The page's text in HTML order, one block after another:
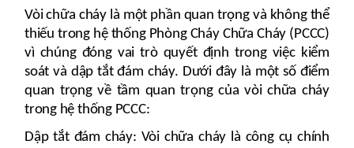
Vòi chữa cháy là một phần quan trọng và không thể
thiếu trong hệ thống Phòng Cháy Chữa Cháy (PCCC)
vì chúng đóng vai trò quyết định trong việc kiểm
soát và dập tắt đám cháy. Dưới đây là một số điểm
quan trọng về tầm quan trọng của vòi chữa cháy
trong hệ thống PCCC:
Dập tắt đám cháy: Vòi chữa cháy là công cụ chính